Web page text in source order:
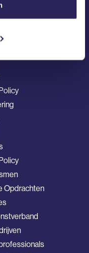
voorwaarden
Opdrachten